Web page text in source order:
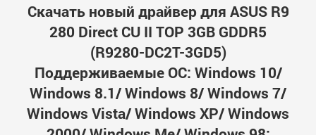
Скачать новый драйвер для ASUS R9
280 Direct CU II TOP 3GB GDDR5
(R9280-DC2T-3GD5)
Поддерживаемые ОС: Windows 10/
Windows 8.1/ Windows 8/ Windows 7/
Windows Vista/ Windows XP/ Windows